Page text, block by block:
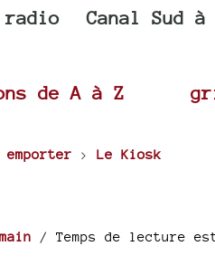
radio Canal Sud à
de A à Z
emporter > Le Kiosk
/ Temps de lecture